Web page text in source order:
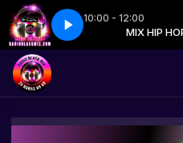
10:00 - 12:00
DIÁRIO MIX HIP
Antigos 079 - Dem